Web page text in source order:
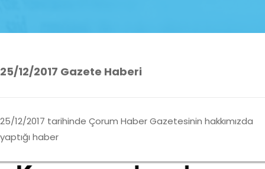
25/12/2017 Gazete Haberi
25/12/2017 tarihinde Çorum Haber Gazetesinin hakkımızda
yaptığı haber